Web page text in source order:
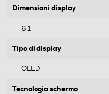
Dimensioni display
6,1
Tipo di display
OLED
Tecnologia schermo